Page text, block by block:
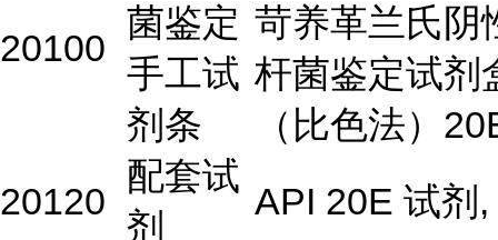
20100
菌鉴定
手工试
剂条
苛养革兰氏阴
杆菌鉴定试剂
（比色法）
20120
配套试
剂
API 20E 试剂,